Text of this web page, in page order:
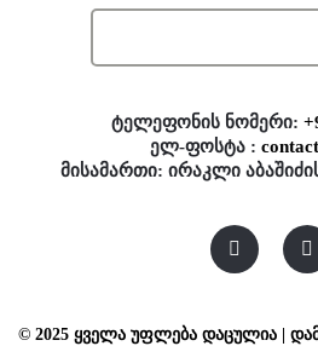
ტელეფონის ნომერი:
ელ-ფოსტა :
მისამართი: ირაკლი
© 2025 ყველა უფლება დაცულია |